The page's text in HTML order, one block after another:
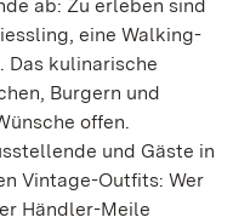
ab: Zu erleben sind
eine Walking-
Das kulinarische
Burgern und
offen.
und Gäste in
Vintage-Outfits: Wer
Händler-Meile